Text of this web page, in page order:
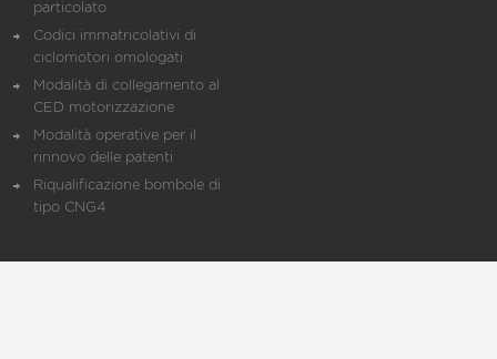
particolato
Codici immatricolativi di
ciclomotori omologati
Modalità di collegamento al
CED motorizzazione
Modalità operative per il
rinnovo delle patenti
Riqualificazione bombole di
tipo CNG4